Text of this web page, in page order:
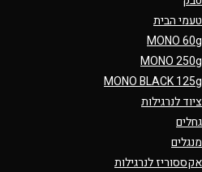
טעמי הבית
MONO 60g
MONO 250g
MONO BLACK 125g
ציוד לנרגילות
גחלים
מנגלים
אקססוריז לנרגילות